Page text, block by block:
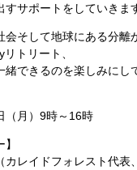
すサポートをしていきま
会そして地球にある分離
トリート、
緒できるのを楽しみにし
（月）9時～16時
レイドフォレスト代表